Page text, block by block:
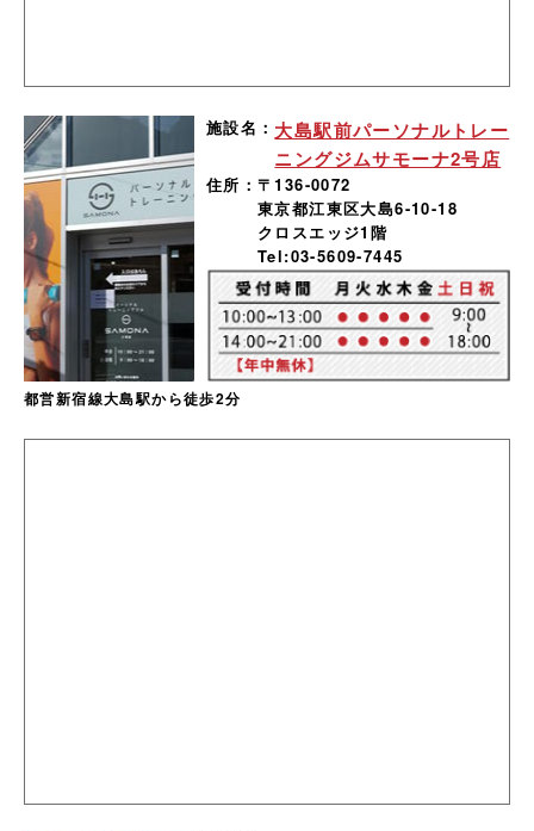
施設名： 大島駅前パーソナルトレー
ニングジムサモーナ2号店
住所： 〒136-0072
東京都江東区大島6-10-18
クロスエッジ1階
Tel:03-5609-7445
都営新宿線大島駅から徒歩2分